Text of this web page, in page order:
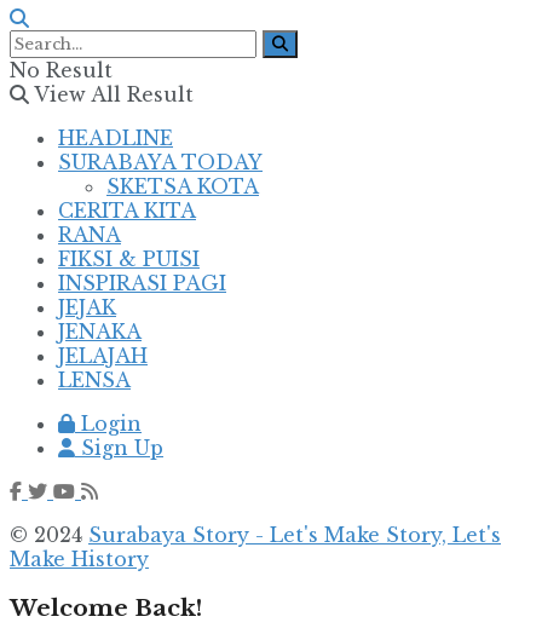
No Result
View All Result
HEADLINE
SURABAYA TODAY
SKETSA KOTA
CERITA KITA
RANA
FIKSI & PUISI
INSPIRASI PAGI
JEJAK
JENAKA
JELAJAH
LENSA
Login
Sign Up
© 2024 Surabaya Story - Let's Make Story, Let's
Make History
Welcome Back!